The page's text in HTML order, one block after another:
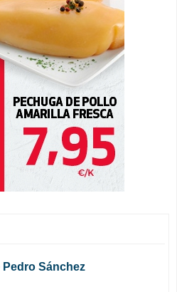
Sánchez